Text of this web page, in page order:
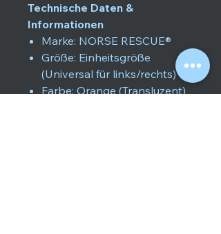
Technische Daten &
Informationen
Marke: NORSE RESCUE®
Größe: Einheitsgröße
(Universal für links/rechts)
Farbe: Orange (Transluzent)